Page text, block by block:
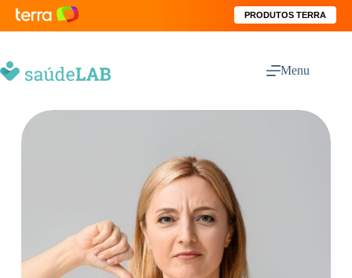
PRODUTOS TERRA
Menu